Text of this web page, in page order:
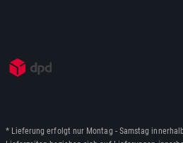
* Lieferung erfolgt nur Montag - Samstag